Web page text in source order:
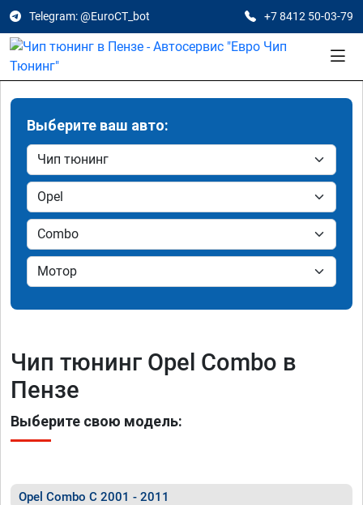
Telegram: @EuroCT_bot +7 8412 50-03-79
Выберите ваш авто:
Чип тюнинг Opel Combo в
Пензе
Выберите свою модель:
Opel Combo C 2001 - 2011